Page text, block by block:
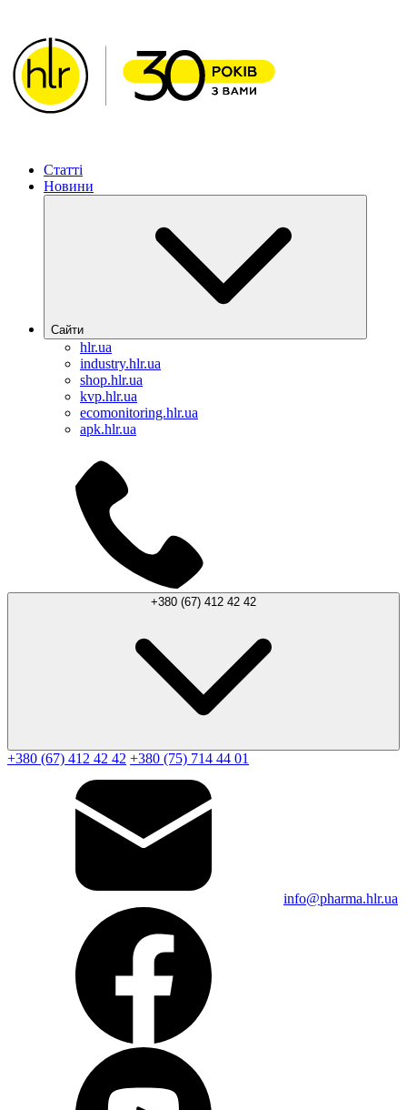
Статті
Новини
Сайти
hlr.ua
industry.hlr.ua
shop.hlr.ua
kvp.hlr.ua
ecomonitoring.hlr.ua
apk.hlr.ua
+380 (67) 412 42 42
+380 (67) 412 42 42 +380 (75) 714 44 01
info@pharma.hlr.ua